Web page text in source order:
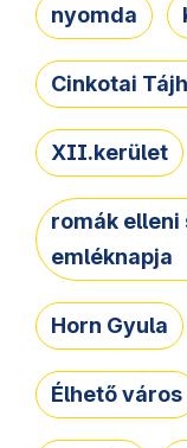
nyomda
Cinkotai
XII.kerület
romák
emléknapja
Horn Gyula
Élhető város